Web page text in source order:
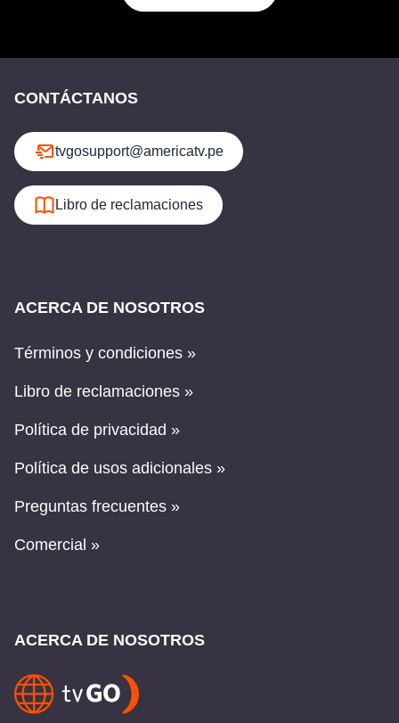
CONTÁCTANOS
tvgosupport@americatv.pe
Libro de reclamaciones
ACERCA DE NOSOTROS
Términos y condiciones »
Libro de reclamaciones »
Política de privacidad »
Política de usos adicionales »
Preguntas frecuentes »
Comercial »
ACERCA DE NOSOTROS